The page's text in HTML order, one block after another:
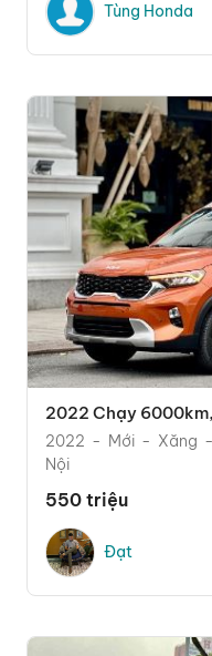
Tùng Honda
2022 Chạy
2022 Mới Xăng
Nội
550 triệu
Đạt